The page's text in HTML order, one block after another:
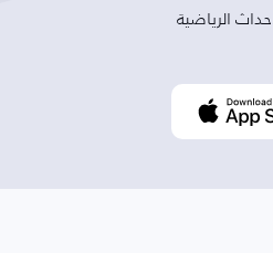
الرياضية